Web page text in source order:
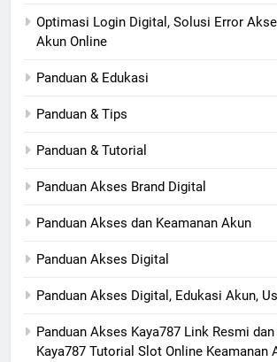
Optimasi Login Digital, Solusi Error
Akun Online
Panduan & Edukasi
Panduan & Tips
Panduan & Tutorial
Panduan Akses Brand Digital
Panduan Akses dan Keamanan Akun
Panduan Akses Digital
Panduan Akses Digital, Edukasi Akun,
Panduan Akses Kaya787 Link Resmi
Kaya787 Tutorial Slot Online Keamanan